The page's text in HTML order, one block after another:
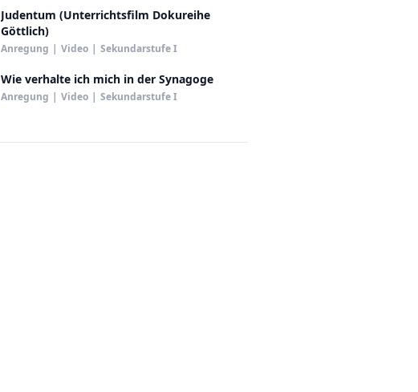
Judentum (Unterrichtsfilm Dokureihe
Göttlich)
Anregung | Video | Sekundarstufe I
Wie verhalte ich mich in der Synagoge
Anregung | Video | Sekundarstufe I